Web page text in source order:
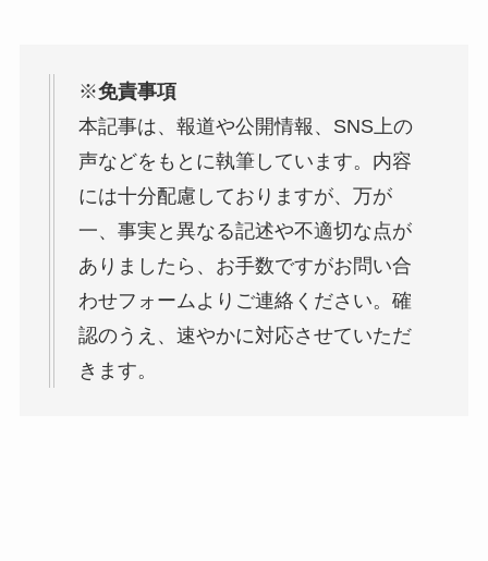
※免責事項
本記事は、報道や公開情報、SNS上の
声などをもとに執筆しています。内容
には十分配慮しておりますが、万が
一、事実と異なる記述や不適切な点が
ありましたら、お手数ですがお問い合
わせフォームよりご連絡ください。確
認のうえ、速やかに対応させていただ
きます。